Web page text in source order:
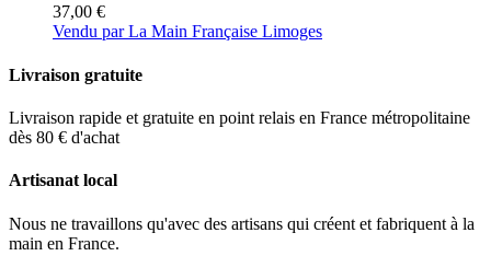
37,00 €
Vendu par La Main Française Limoges
Livraison gratuite
Livraison rapide et gratuite en point relais en France métropolitaine
dès 80 € d'achat
Artisanat local
Nous ne travaillons qu'avec des artisans qui créent et fabriquent à la
main en France.